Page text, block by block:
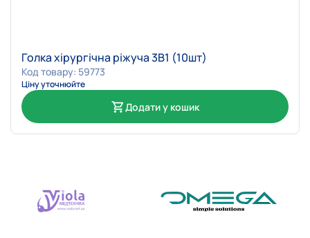
Голка хірургічна ріжуча 3В1 (10шт)
Код товару: 59773
Ціну уточнюйте
Додати у кошик